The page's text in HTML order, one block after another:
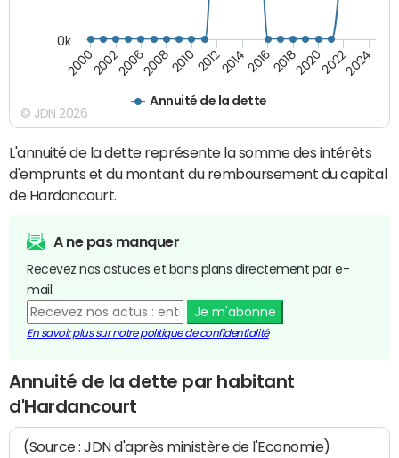
Annuité de la dette
200020022006200820102012201420162018202020222024
0k
© JDN 2026
L'annuité de la dette représente la somme des intérêts
d'emprunts et du montant du remboursement du capital
de Hardancourt.
A ne pas manquer
Recevez nos astuces et bons plans directement par e-
mail.
Je m'abonne
En savoir plus sur notre politique de confidentialité
Annuité de la dette par habitant
d'Hardancourt
(Source : JDN d'après ministère de l'Economie)